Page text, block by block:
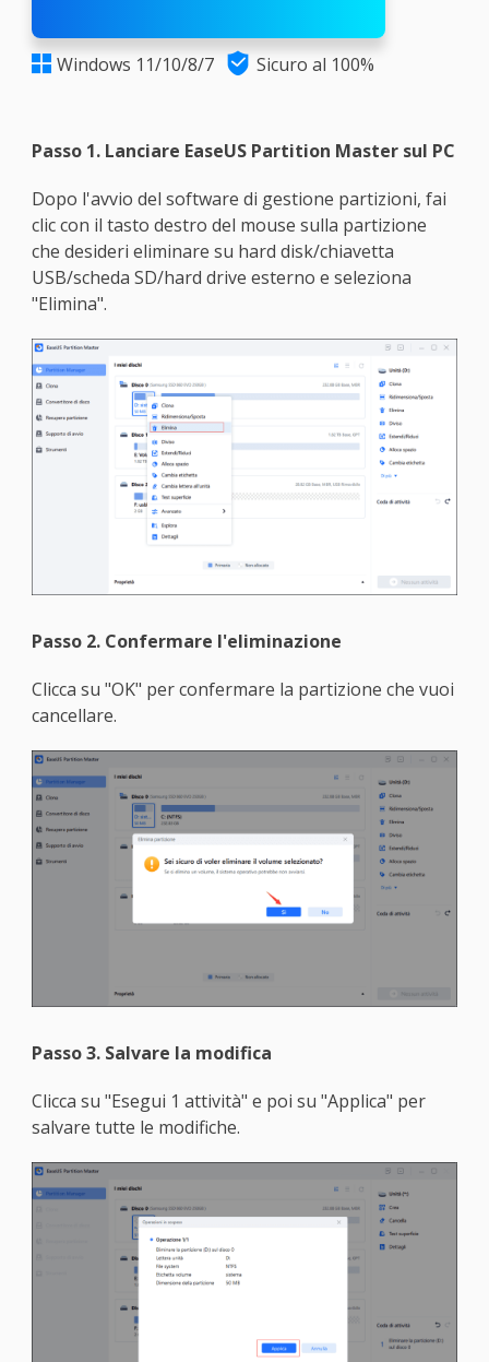
 Windows 11/10/8/7  Sicuro al 100%
Passo 1. Lanciare EaseUS Partition Master sul PC
Dopo l'avvio del software di gestione partizioni, fai
clic con il tasto destro del mouse sulla partizione
che desideri eliminare su hard disk/chiavetta
USB/scheda SD/hard drive esterno e seleziona
"Elimina".
Passo 2. Confermare l'eliminazione
Clicca su "OK" per confermare la partizione che vuoi
cancellare.
Passo 3. Salvare la modifica
Clicca su "Esegui 1 attività" e poi su "Applica" per
salvare tutte le modifiche.